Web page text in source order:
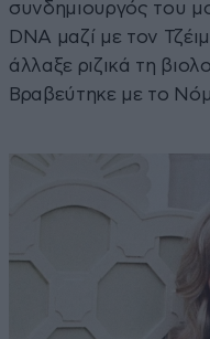
συνδημιουργός του
DNA μαζί με τον
άλλαξε ριζικά τη
Βραβεύτηκε με το